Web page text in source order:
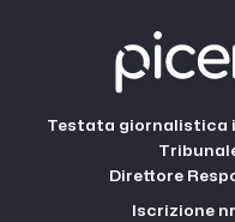
Testata giornalistica
Direttore
Iscrizione